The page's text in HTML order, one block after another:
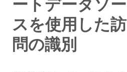
ートデータソー
スを使用した訪
問の識別